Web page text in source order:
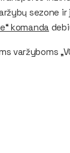
sezone
komanda
varžyboms